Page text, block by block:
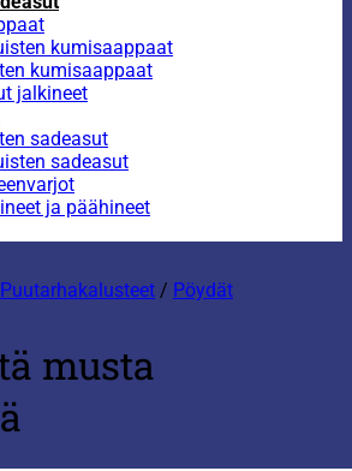
kumisaappaat
kumisaappaat
jalkineet
sadeasut
sadeasut
ja päähineet
Puutarhakalusteet / Pöydät
musta